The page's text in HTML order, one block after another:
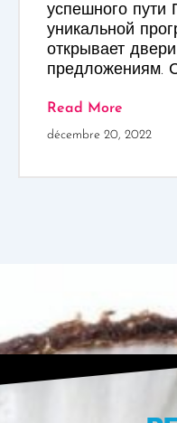
успешного пути
уникальной
открывает
предложениям.
Read More
décembre 20, 2022